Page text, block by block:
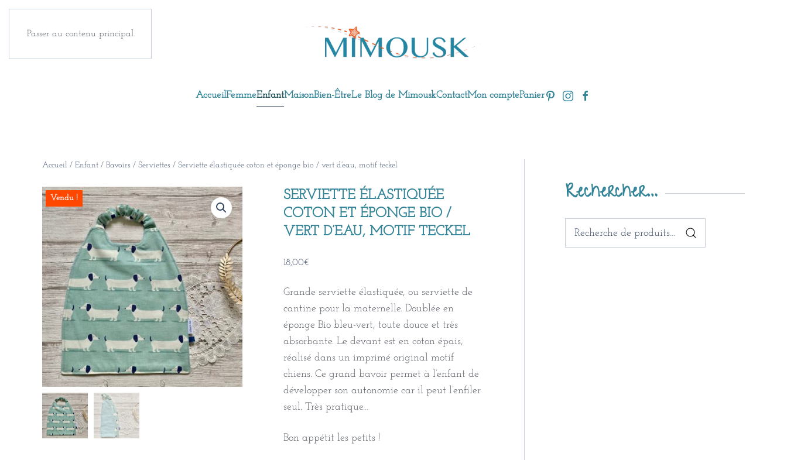
Passer au contenu principal
AccueilFemmeEnfantMaisonBien-ÊtreLe Blog de MimouskContactMon comptePanier
Accueil / Enfant / Bavoirs / Serviettes / Serviette élastiquée coton et éponge bio / vert d’eau, motif teckel
Vendu !
SERVIETTE ÉLASTIQUÉE
COTON ET ÉPONGE BIO /
VERT D’EAU, MOTIF TECKEL
18,00€
Grande serviette élastiquée, ou serviette de
cantine pour la maternelle. Doublée en
éponge Bio bleu-vert, toute douce et très
absorbante. Le devant est en coton épais,
réalisé dans un imprimé original motif
chiens. Ce grand bavoir permet à l’enfant de
développer son autonomie car il peut l’enfiler
seul. Très pratique…
Bon appétit les petits !
Rechercher…
Recherche